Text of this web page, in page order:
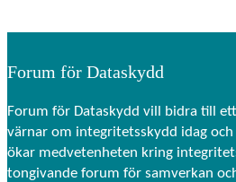
Forum för Dataskydd
Forum för Dataskydd vill bidra till
värnar om integritetsskydd idag
ökar medvetenheten kring
tongivande forum för samverkan